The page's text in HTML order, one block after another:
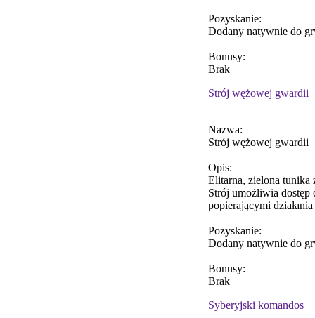
Pozyskanie:
Dodany natywnie do
Bonusy:
Brak
Strój wężowej gwardii
Nazwa:
Strój wężowej gwardii
Opis:
Elitarna, zielona tunika
Strój umożliwia dostęp
popierającymi
Pozyskanie:
Dodany natywnie do
Bonusy:
Brak
Syberyjski komandos